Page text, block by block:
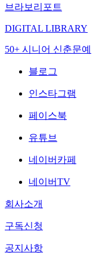
브라보리포트
DIGITAL LIBRARY
50+ 시니어 신춘문예
블로그
인스타그램
페이스북
유튜브
네이버카페
네이버TV
회사소개
구독신청
공지사항